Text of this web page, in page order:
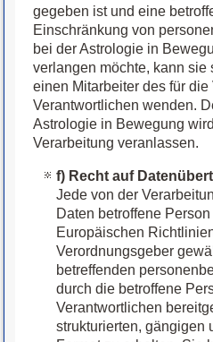
gegeben ist und eine
Einschränkung von
bei der Astrologie in
verlangen möchte, kann sie
einen Mitarbeiter des für die
Verantwortlichen wenden.
Astrologie in Bewegung
Verarbeitung veranlassen.
f) Recht auf
Jede von der
Daten betroffene
Europäischen
Verordnungsgeber
betreffenden
durch die betroffene
Verantwortlichen
strukturierten, gängigen